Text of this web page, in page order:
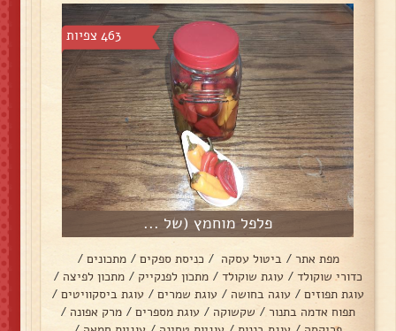
463 צפיות
פלפל מוחמץ (של ...
מפת אתר / ביטול עסקה / כניסת ספקים / מתכונים /
כדורי שוקולד / עוגת שוקולד / מתכון לפנקייק / מתכון לפיצה /
עוגת תפוזים / עוגה בחושה / עוגת שמרים / עוגת ביסקוויטים /
תפוח אדמה בתנור / שקשוקה / עוגת מספרים / מרק אפונה /